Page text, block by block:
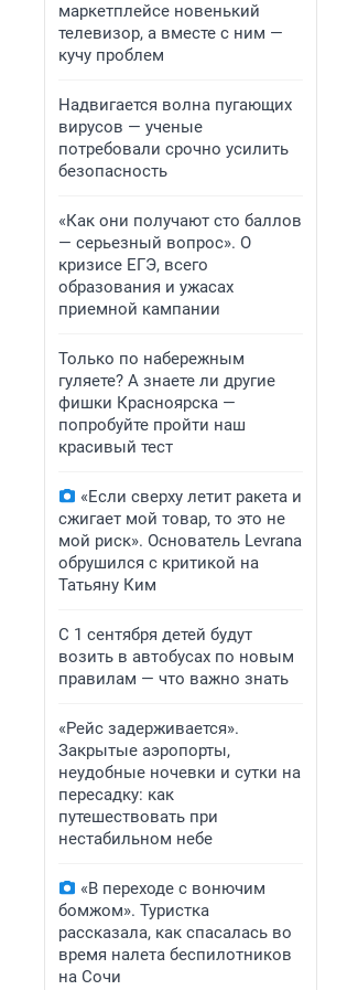
маркетплейсе новенький
телевизор, а вместе с ним —
кучу проблем
Надвигается волна пугающих
вирусов — ученые
потребовали срочно усилить
безопасность
«Как они получают сто баллов
— серьезный вопрос». О
кризисе ЕГЭ, всего
образования и ужасах
приемной кампании
Только по набережным
гуляете? А знаете ли другие
фишки Красноярска —
попробуйте пройти наш
красивый тест
«Если сверху летит ракета и
сжигает мой товар, то это не
мой риск». Основатель Levrana
обрушился с критикой на
Татьяну Ким
С 1 сентября детей будут
возить в автобусах по новым
правилам — что важно знать
«Рейс задерживается».
Закрытые аэропорты,
неудобные ночевки и сутки на
пересадку: как
путешествовать при
нестабильном небе
«В переходе с вонючим
бомжом». Туристка
рассказала, как спасалась во
время налета беспилотников
на Сочи